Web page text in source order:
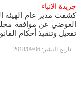
جريدة الانباء
كشفت مدير عام الهيئة
العوضي عن موافقة
تفعيل وتنفيذ أحكام القانون رقم 8 لسنة
تاريخ النشر: 2018/09/06